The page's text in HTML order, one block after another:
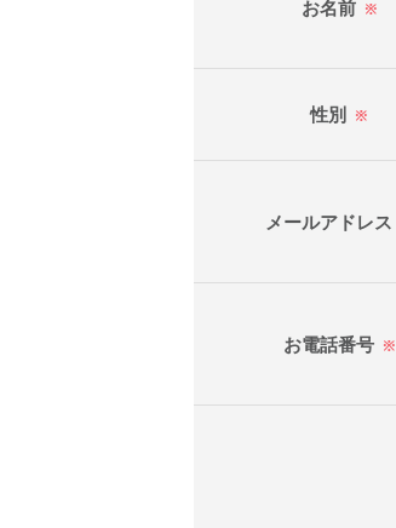
お名前 ※
性別 ※
メールアドレス
お電話番号 ※